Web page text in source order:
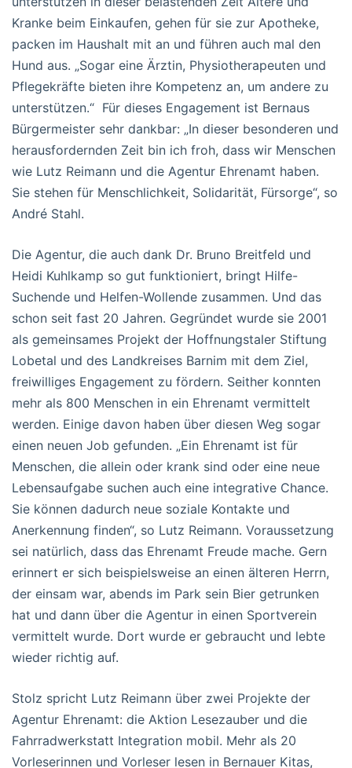
Kranke beim Einkaufen, gehen für sie zur Apotheke,
packen im Haushalt mit an und führen auch mal den
Hund aus. „Sogar eine Ärztin, Physiotherapeuten und
Pflegekräfte bieten ihre Kompetenz an, um andere zu
unterstützen.“ Für dieses Engagement ist Bernaus
Bürgermeister sehr dankbar: „In dieser besonderen und
herausfordernden Zeit bin ich froh, dass wir Menschen
wie Lutz Reimann und die Agentur Ehrenamt haben.
Sie stehen für Menschlichkeit, Solidarität, Fürsorge“, so
André Stahl.
Die Agentur, die auch dank Dr. Bruno Breitfeld und
Heidi Kuhlkamp so gut funktioniert, bringt Hilfe-
Suchende und Helfen-Wollende zusammen. Und das
schon seit fast 20 Jahren. Gegründet wurde sie 2001
als gemeinsames Projekt der Hoffnungstaler Stiftung
Lobetal und des Landkreises Barnim mit dem Ziel,
freiwilliges Engagement zu fördern. Seither konnten
mehr als 800 Menschen in ein Ehrenamt vermittelt
werden. Einige davon haben über diesen Weg sogar
einen neuen Job gefunden. „Ein Ehrenamt ist für
Menschen, die allein oder krank sind oder eine neue
Lebensaufgabe suchen auch eine integrative Chance.
Sie können dadurch neue soziale Kontakte und
Anerkennung finden“, so Lutz Reimann. Voraussetzung
sei natürlich, dass das Ehrenamt Freude mache. Gern
erinnert er sich beispielsweise an einen älteren Herrn,
der einsam war, abends im Park sein Bier getrunken
hat und dann über die Agentur in einen Sportverein
vermittelt wurde. Dort wurde er gebraucht und lebte
wieder richtig auf.
Stolz spricht Lutz Reimann über zwei Projekte der
Agentur Ehrenamt: die Aktion Lesezauber und die
Fahrradwerkstatt Integration mobil. Mehr als 20
Vorleserinnen und Vorleser lesen in Bernauer Kitas,